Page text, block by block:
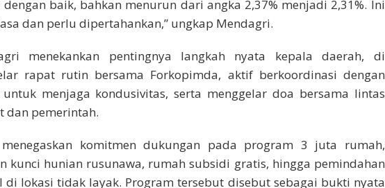
baik, bahkan menurun dari angka 2,37% menjadi 2,31%. Ini
dan perlu dipertahankan,” ungkap Mendagri.
menekankan pentingnya langkah nyata kepala daerah, di
rapat rutin bersama Forkopimda, aktif berkoordinasi dengan
menjaga kondusivitas, serta menggelar doa bersama lintas
dan pemerintah.
komitmen dukungan pada program 3 juta rumah,
kunci hunian rusunawa, rumah subsidi gratis, hingga pemindahan
di lokasi tidak layak. Program tersebut disebut sebagai bukti nyata